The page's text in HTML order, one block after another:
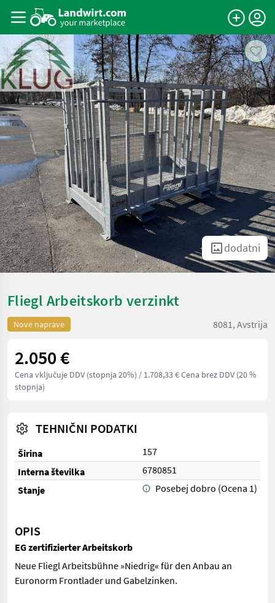
dodatni
Fliegl Arbeitskorb verzinkt
Nove naprave 8081, Avstrija
2.050 €
Cena vključuje DDV (stopnja 20%) / 1.708,33 € Cena brez DDV (20 %
stopnja)
TEHNIČNI PODATKI
Širina
157
Interna številka
6780851
Stanje
Posebej dobro (Ocena 1)
OPIS
EG zertifizierter Arbeitskorb
Neue Fliegl Arbeitsbühne »Niedrig« für den Anbau an
Euronorm Frontlader und Gabelzinken.